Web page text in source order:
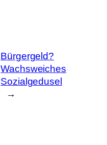
Bürgergeld?
Wachsweiches
Sozialgedusel
→